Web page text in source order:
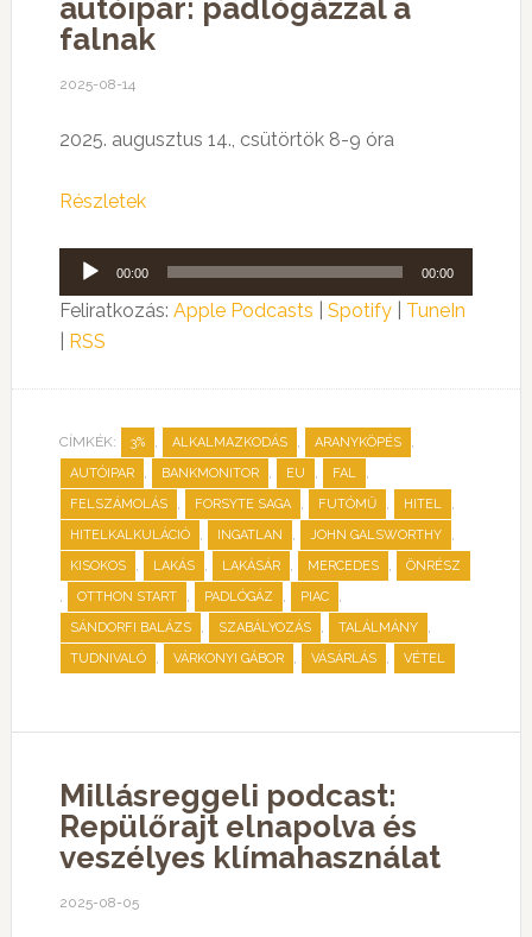
autóipar: padlógázzal a
falnak
2025-08-14
2025. augusztus 14., csütörtök 8-9 óra
Részletek
Audió
lejátszó
00:00 00:00
Feliratkozás: Apple Podcasts Spotify| TuneIn
RSS
CÍMKÉK: 3% , ALKALMAZKODÁS , ARANYKÖPÉS ,
AUTÓIPAR , BANKMONITOR , EU , FAL ,
FELSZÁMOLÁS , FORSYTE SAGA , FUTÓMŰ , HITEL ,
HITELKALKULÁCIÓ , INGATLAN , JOHN GALSWORTHY ,
KISOKOS , LAKÁS , LAKÁSÁR , MERCEDES , ÖNRÉSZ
, OTTHON START , PADLÓGÁZ , PIAC ,
SÁNDORFI BALÁZS , SZABÁLYOZÁS , TALÁLMÁNY ,
TUDNIVALÓ , VÁRKONYI GÁBOR , VÁSÁRLÁS , VÉTEL
Millásreggeli podcast:
Repülőrajt elnapolva és
veszélyes klímahasználat
2025-08-05